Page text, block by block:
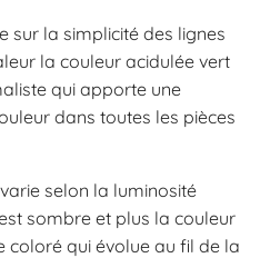
sur la simplicité des lignes
la couleur acidulée vert
qui apporte une
dans toutes les pièces
selon la luminosité
sombre et plus la couleur
coloré qui évolue au fil de la